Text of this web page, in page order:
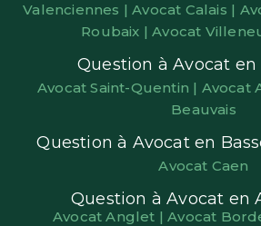
Valenciennes |Avocat Calais |
Roubaix |Avocat
Question à Avocat
Avocat Saint-Quentin | Avocat
Beauvais
Question à Avocat en
Avocat Caen
Question à Avocat en
Avocat Anglet |Avocat